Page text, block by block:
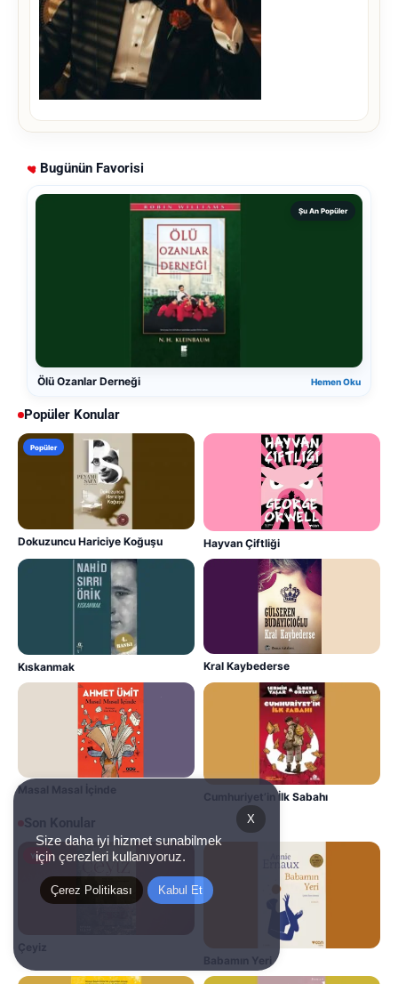
Bugünün Favorisi
Şu An Popüler
Ölü Ozanlar Derneği Hemen Oku
Popüler Konular
Popüler
Dokuzuncu Hariciye Koğuşu Hayvan Çiftliği
Kıskanmak Kral Kaybederse
Masal Masal İçinde
Cumhuriyet’in İlk Sabahı
Son Konular
Yeni
Çeyiz
Babamın Yeri
X
Size daha iyi hizmet sunabilmek
için çerezleri kullanıyoruz.
Çerez Politikası Kabul Et